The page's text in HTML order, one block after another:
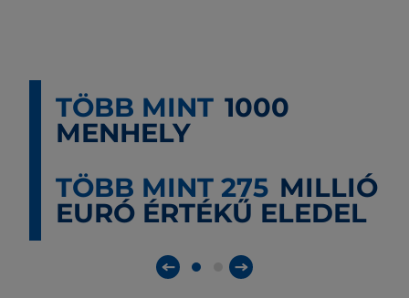
TÖBB MINT 1000
MENHELY
TÖBB MINT 275 MILLIÓ
EURÓ ÉRTÉKŰ ELEDEL